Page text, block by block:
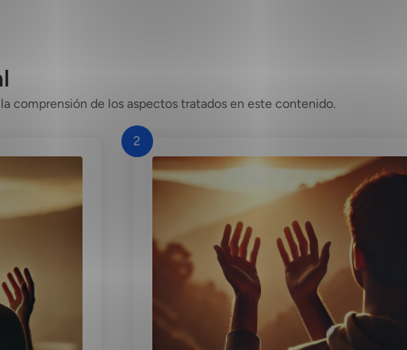
comprensión de los aspectos tratados en este contenido.
2